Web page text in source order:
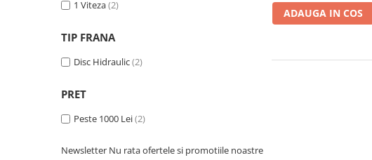
Ghidoane & accesorii
Manete Schimbatoare & Frane
Roti & accesorii
Roti ajutatoare
Scaune copii
Suporturi & Standuri
1 Viteza(2)
TIP FRANA
Disc Hidraulic(2)
PRET
Peste 1000 Lei(2)
ADAUGA IN COS
Newsletter Nu rata ofertele si promotiile noastre